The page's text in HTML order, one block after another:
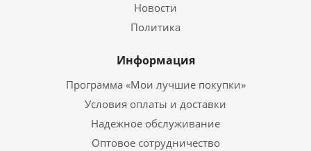
Новости
Политика
Информация
Программа «Мои лучшие покупки»
Условия оплаты и доставки
Надежное обслуживание
Оптовое сотрудничество